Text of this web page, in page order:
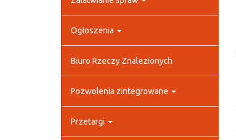
Ogłoszenia
Biuro Rzeczy Znalezionych
Pozwolenia zintegrowane
Przetargi